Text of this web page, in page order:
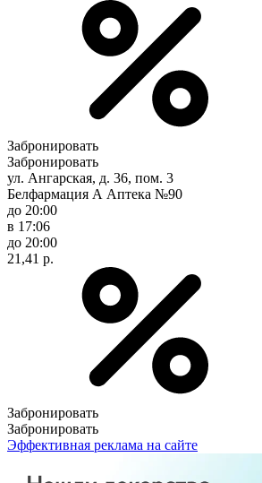
Забронировать
Забронировать
ул. Ангарская, д. 36, пом. 3
Белфармация А Аптека №90
до 20:00
в 17:06
до 20:00
21,41 р.
Забронировать
Забронировать
Эффективная реклама на сайте